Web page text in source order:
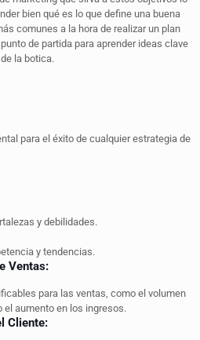
bien qué es lo que define una buena
comunes a la hora de realizar un plan
de partida para aprender ideas clave
la botica.
para el éxito de cualquier estrategia de
y debilidades.
y tendencias.
Ventas:
para las ventas, como el volumen
el aumento en los ingresos.
Cliente: